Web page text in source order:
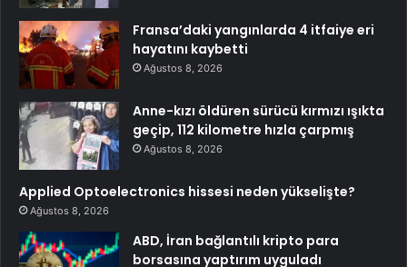
Fransa’daki yangınlarda 4 itfaiye eri
hayatını kaybetti
Ağustos 8, 2026
Anne-kızı öldüren sürücü kırmızı ışıkta
geçip, 112 kilometre hızla çarpmış
Ağustos 8, 2026
Applied Optoelectronics hissesi neden yükselişte?
Ağustos 8, 2026
ABD, İran bağlantılı kripto para
borsasına yaptırım uyguladı